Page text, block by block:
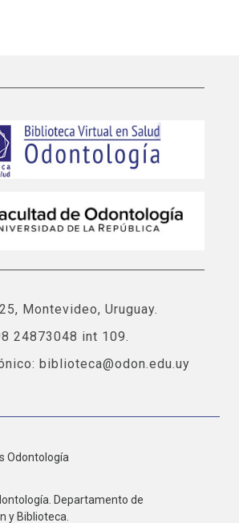
Montevideo, Uruguay.
24873048 int 109.
biblioteca@odon.edu.uy
Odontología
Departamento de
y Biblioteca.